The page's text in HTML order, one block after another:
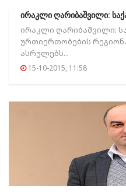
ირაკლი ღარიბაშვილი:
ირაკლი ღარიბაშვილი:
ურთიერთობების
ასრულებს...
15-10-2015, 11:58